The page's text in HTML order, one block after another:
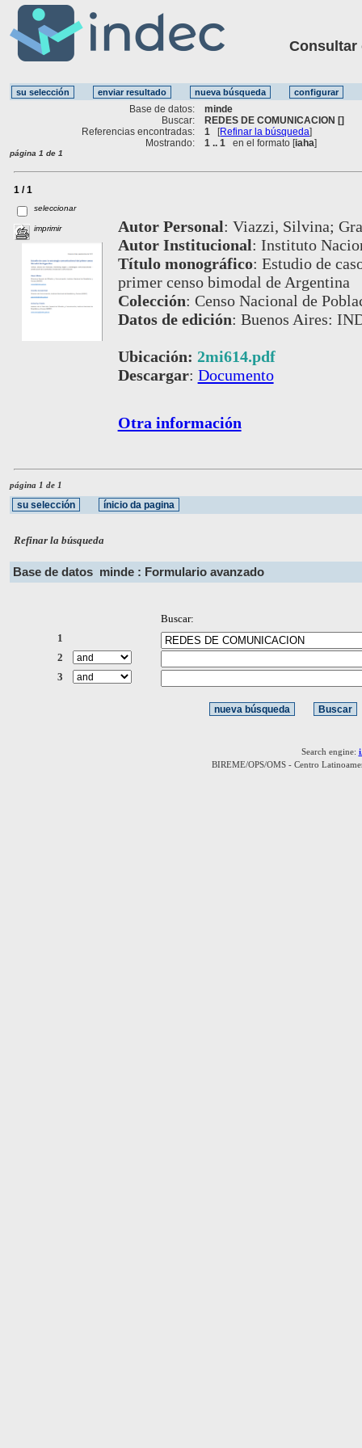
Consultar
Base de datos:
minde
Buscar:
REDES DE COMUNICACION []
Referencias encontradas:
1 [Refinar la búsqueda]
Mostrando:
1 .. 1 en el formato [iaha]
página 1 de 1
1 / 1
seleccionar
imprimir Autor Personal: Viazzi, Silvina;
Autor Institucional: Instituto
Título monográfico: Estudio de
primer censo bimodal de Argentina
Colección: Censo Nacional de
Datos de edición: Buenos Aires:
Ubicación: 2mi614.pdf
Descargar: Documento
Otra información
página 1 de 1
Refinar la búsqueda
Base de datos minde : Formulario avanzado
Buscar:
1
2
3
Search engine:
BIREME/OPS/OMS - Centro